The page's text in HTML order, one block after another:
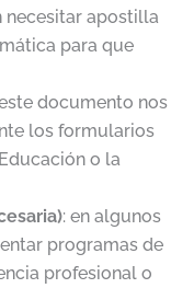
necesitar apostilla
para que
documento nos
los formularios
o la
: en algunos
programas de
profesional o